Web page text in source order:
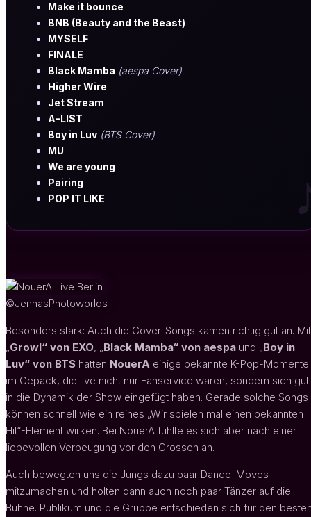
Make it bounce
BNB (Beauty and the Beast)
MYSELF
FINALE
Black Mamba (aespa Cover)
Higher Wire
Jet Stream
A-LIST
Boy in Luv (BTS Cover)
MU
We are young
Pairing
POP IT LIKE
©JennasPhotoworlds
Besonders stark: Auch die Cover-Songs kamen richtig gut an. Mit
„Growl“ von EXO, „Black Mamba“ von aespa und „Boy in
Luv“ von BTS hatten NouerA einige bekannte K-Pop-Momente
im Gepäck, die live nicht nur Fanservice waren, sondern sich gut
in die Dynamik der Show eingefügt haben. Gerade solche Songs
können schnell wie ein reines „Wir spielen mal einen bekannten
Hit“-Element wirken. Bei NouerA fühlte es sich aber nach einer
liebevollen Verbeugung vor den Grossen an.
Auch bewegten uns die Jungs dazu paar Dance-Moves
mitzumachen und holten dann auch noch paar Tänzer auf die
Bühne. Publikum und die Gruppe entschieden sich für den